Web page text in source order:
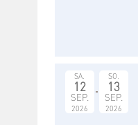
SA.
12
SEP.
2026
SO.
13
SEP.
2026